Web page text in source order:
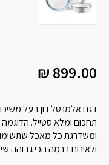
₪ 899.00
דגם אלמנטל דון בעל
תחכום ומלא סטייל.
ומשדרגת כל מאכל שתשימו
ולאירוח ברמה הכי גבוהה